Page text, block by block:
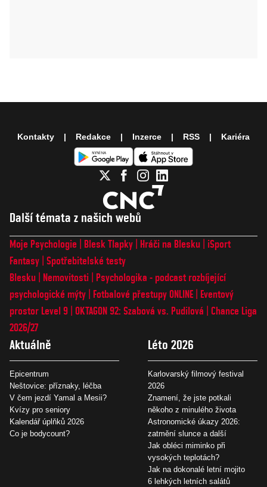
Další témata z našich webů
Moje Psychologie Blesk Tlapky Hráči na Blesku
iSport
Fantasy Spotřebitelské testy
Blesku
Nemovitosti
Psychologika - podcast rozbíjející
psychologické mýty
Fotbalové přestupy ONLINE
Eventový
prostor Level 9 OKTAGON 92: Szabová vs. Pudilová
Chance Liga
2026/27
Aktuálně
Epicentrum
Neštovice: příznaky, léčba
V čem jezdí Yamal a Mesii?
Kvízy pro seniory
Kalendář úplňků 2026
Co je bodycount?
Léto 2026
Karlovarský filmový festival
2026
Znamení, že jste potkali
někoho z minulého života
Astronomické úkazy 2026:
zatmění slunce a další
Jak obléci miminko při
vysokých teplotách?
Jak na dokonalé letní mojito
6 lehkých letních salátů
Kontakty Redakce Inzerce RSS Kariéra